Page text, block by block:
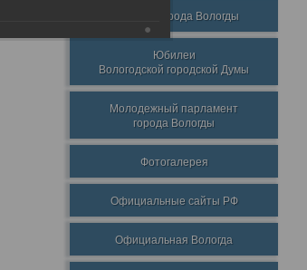
Награды города Вологды
Юбилеи
Вологодской городской Думы
Молодежный парламент
города Вологды
Фотогалерея
Официальные сайты РФ
Официальная Вологда